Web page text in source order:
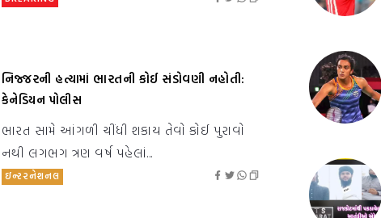
નિજ્જરની હત્યામાં ભારતની કોઈ સંડોવણી નહોતી:
કેનેડિયન પોલીસ
ભારત સામે આંગળી ચીંધી શકાય તેવો કોઈ પુરાવો
નથી લગભગ ત્રણ વર્ષ પહેલાં...
ઇન્ટરનેશનલ